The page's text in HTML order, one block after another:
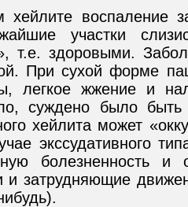
хейлите воспаление
участки
т.е. здоровыми.
При сухой форме
легкое жжение и
суждено было
хейлита может
экссудативного
болезненность и
и затрудняющие